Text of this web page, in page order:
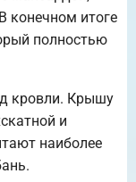
конечном итоге
полностью
кровли. Крышу
и
наиболее